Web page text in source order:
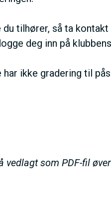
tilhører, så ta
deg inn på
ikke gradering til
vedlagt som PDF-fil